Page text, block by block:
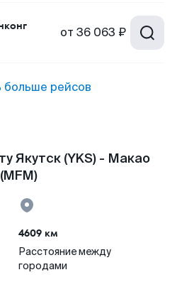
от 36 063 ₽
больше рейсов
Якутск (YKS) - Макао
(MFM)
4609 км
Расстояние между
городами